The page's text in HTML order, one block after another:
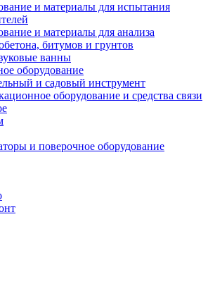
и материалы для испытания
и материалы для анализа
битумов и грунтов
ванны
оборудование
и садовый инструмент
оборудование и средства связи
и поверочное оборудование